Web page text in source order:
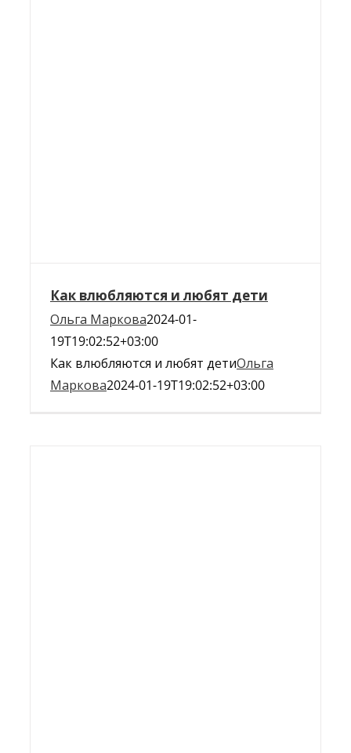
Как влюбляются и любят дети
Ольга Маркова2024-01-
19T19:02:52+03:00
Как влюбляются и любят детиОльга
Маркова2024-01-19T19:02:52+03:00